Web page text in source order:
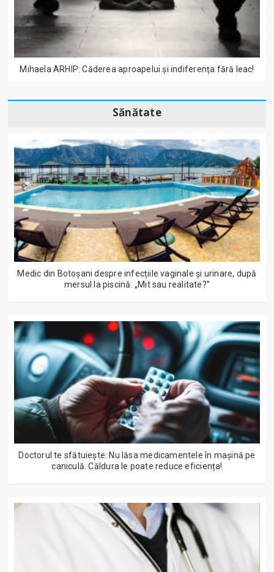
Mihaela ARHIP: Căderea aproapelui și indiferența fără leac!
Sănătate
Medic din Botoșani despre infecțiile vaginale și urinare, după
mersul la piscină: „Mit sau realitate?”
Doctorul te sfătuiește: Nu lăsa medicamentele în mașină pe
caniculă. Căldura le poate reduce eficiența!